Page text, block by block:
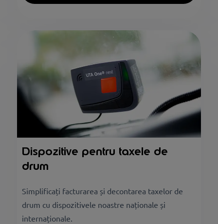
Dispozitive pentru taxele de
drum
Simplificați facturarea și decontarea taxelor de
drum cu dispozitivele noastre naționale și
internaționale.